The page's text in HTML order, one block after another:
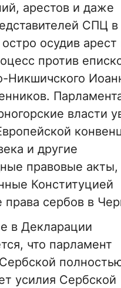
арестов и даже
СПЦ в
осудив арест
против
Никшичского
власти
и другие
правовые акты,
Конституцией
права сербов в
в Декларации
что парламент
усилия Сербской